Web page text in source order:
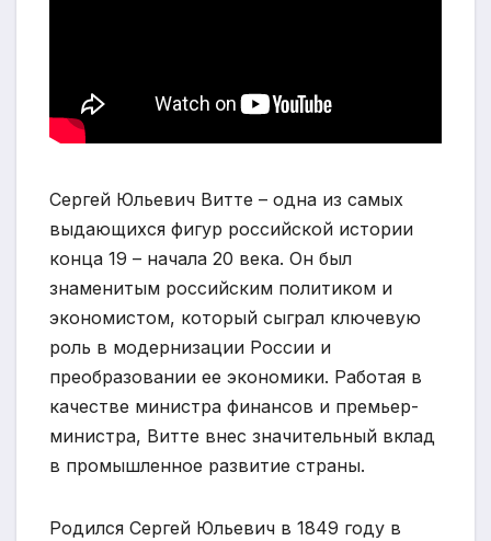
Сергей Юльевич Витте – одна из самых
выдающихся фигур российской истории
конца 19 – начала 20 века. Он был
знаменитым российским политиком и
экономистом, который сыграл ключевую
роль в модернизации России и
преобразовании ее экономики. Работая в
качестве министра финансов и премьер-
министра, Витте внес значительный вклад
в промышленное развитие страны.
Родился Сергей Юльевич в 1849 году в